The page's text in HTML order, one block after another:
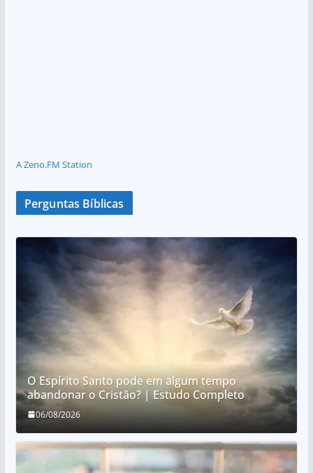
A Zeno.FM Station
Perguntas Bíblicas
O Espírito Santo pode em algum tempo
abandonar o Cristão? | Estudo Completo
06/08/2026